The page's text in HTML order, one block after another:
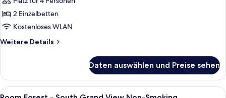
Non-
Smoking
für
Room
Forest
2-
Smoking
anzeigen
2 Einzelbetten
Kostenloses WLAN
Weitere Details
Weitere
Forest
2-
4P
Daten auswählen und Preise sehen
Alle
Schreibtisch,
1